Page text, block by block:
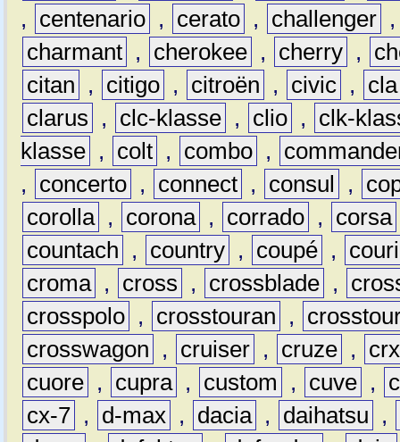
,
centenario , cerato , challenger
charmant , cherokee , cherry ,
citan
, citigo , citroën , civic ,
cla
clarus
, clc-klasse , clio ,
clk-
klasse , colt , combo ,
,
concerto , connect , consul ,
corolla , corona , corrado , corsa
countach
, country , coupé ,
croma , cross , crossblade ,
crosspolo , crosstouran ,
crosswagon
, cruiser , cruze ,
crx
cuore , cupra , custom , cuve ,
cx-7 , d-max , dacia , daihatsu
,